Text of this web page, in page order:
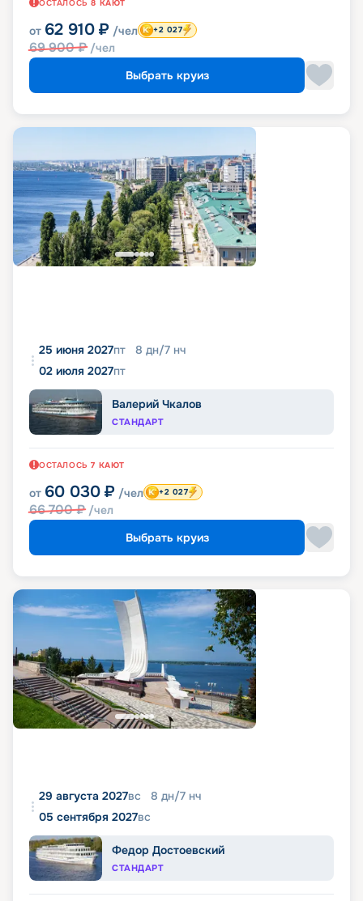
ОСТАЛОСЬ 8 КАЮТ
от 62 910 ₽ /чел
69 900₽ /чел
+2 027
Выбрать круиз
25 июня 2027пт 8 дн/7 нч
02 июля 2027пт
Валерий Чкалов
СТАНДАРТ
ОСТАЛОСЬ 7 КАЮТ
от 60 030 ₽ /чел
66 700₽ /чел
+2 027
Выбрать круиз
29 августа 2027вс 8 дн/7 нч
05 сентября 2027вс
Федор Достоевский
СТАНДАРТ